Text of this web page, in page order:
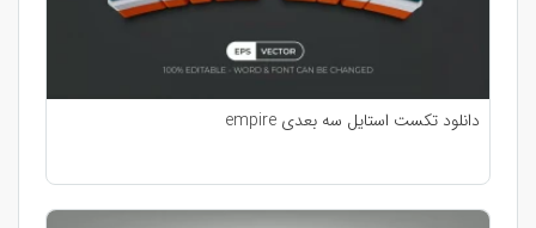
دانلود تکست استایل سه بعدی empire